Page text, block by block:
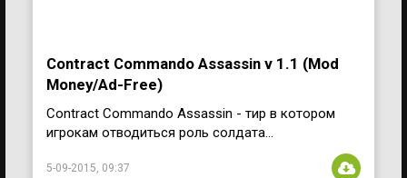
Contract Commando Assassin v 1.1 (Mod
Money/Ad-Free)
Contract Commando Assassin - тир в котором
игрокам отводиться роль солдата...
5-09-2015, 09:37